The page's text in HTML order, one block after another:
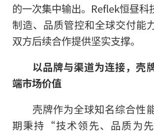
的一次集中输出。Reflek恒昼科
制造、品质管控和全球交付能
双方后续合作提供坚实支撑。
以品牌与渠道为连接，壳
端市场价值
壳牌作为全球知名综合性
期秉持“技术领先、品质为